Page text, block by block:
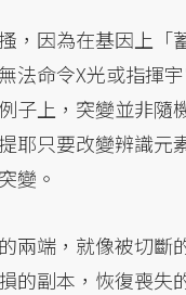
，因為在基因上「
法命令X光或指揮
子上，突變並非隨
耶只要改變辨識元
變。
兩端，就像被切斷
的副本，恢復喪失